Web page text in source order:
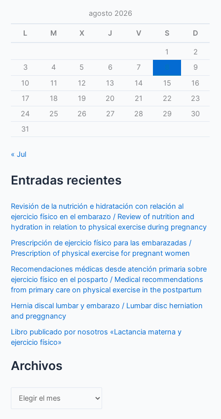
agosto 2026
L M X J V S D
1
2
3
4 5 6 7
9
10
11 12 13 14 15
16
17
18 19 20 21 22
23
24
25 26 27 28 29
30
31
« Jul
Entradas recientes
Revisión de la nutrición e hidratación con relación al
ejercicio físico en el embarazo / Review of nutrition and
hydration in relation to physical exercise during pregnancy
Prescripción de ejercicio físico para las embarazadas /
Prescription of physical exercise for pregnant women
Recomendaciones médicas desde atención primaria sobre
ejercicio físico en el posparto / Medical recommendations
from primary care on physical exercise in the postpartum
Hernia discal lumbar y embarazo / Lumbar disc herniation
and preggnancy
Libro publicado por nosotros «Lactancia materna y
ejercicio físico»
Archivos
Archivos